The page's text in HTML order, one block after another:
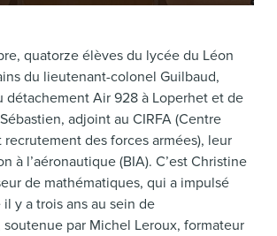
quatorze élèves du lycée du Léon
du lieutenant-colonel Guilbaud,
détachement Air 928 à Loperhet et de
adjoint au CIRFA (Centre
recrutement des forces armées), leur
à l’aéronautique (BIA). C’est Christine
de mathématiques, qui a impulsé
y a trois ans au sein de
soutenue par Michel Leroux, formateur